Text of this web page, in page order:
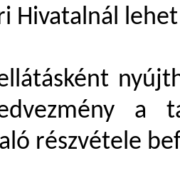
Hivatalnál
a
részvétele